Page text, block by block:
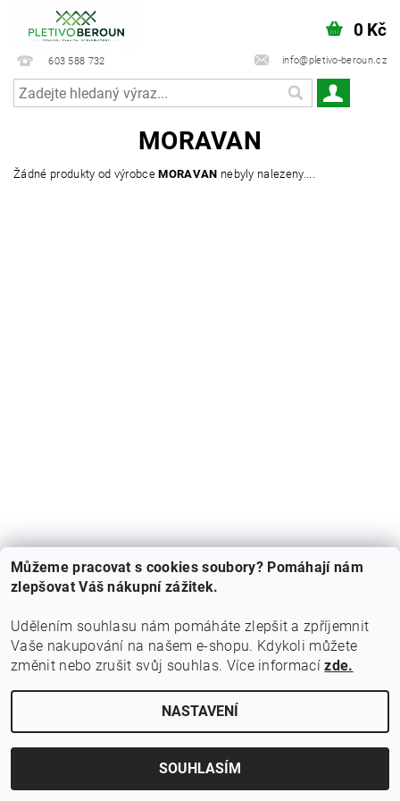
603 588 732 info@pletivo-beroun.cz
0 Kč
MORAVAN
Žádné produkty od výrobceMORAVAN nebyly nalezeny....
Podmínky ochrany osobních údajů |
2026 © Pletivo-Beroun.cz, všechna práva vyhrazenaUpravit nastavení cookies
Vytvořil Shoptet
Můžeme pracovat s cookies soubory? Pomáhají nám
zlepšovat Váš nákupní zážitek.
Udělením souhlasu nám pomáháte zlepšit a zpříjemnit
Vaše nakupování na našem e-shopu. Kdykoli můžete
změnit nebo zrušit svůj souhlas. Více informacízde.
NASTAVENÍ
SOUHLASÍM